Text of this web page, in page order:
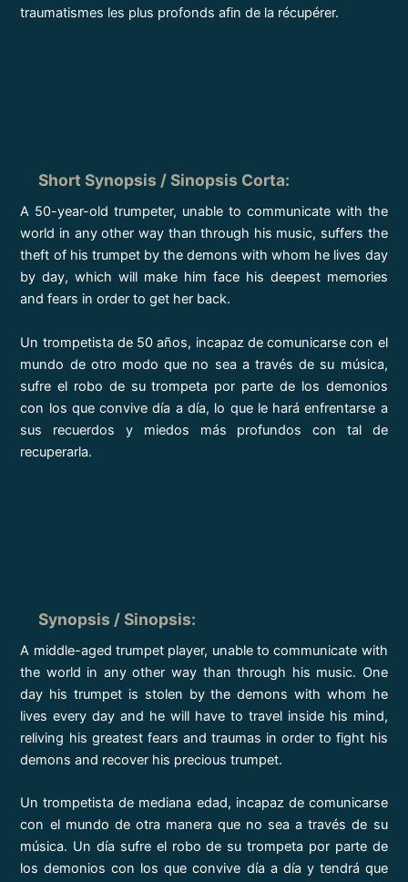
traumatismes les plus profonds afin de la récupérer.
Short Synopsis / Sinopsis Corta:
A 50-year-old trumpeter, unable to communicate with the
world in any other way than through his music, suffers the
theft of his trumpet by the demons with whom he lives day
by day, which will make him face his deepest memories
and fears in order to get her back.
Un trompetista de 50 años, incapaz de comunicarse con el
mundo de otro modo que no sea a través de su música,
sufre el robo de su trompeta por parte de los demonios
con los que convive día a día, lo que le hará enfrentarse a
sus recuerdos y miedos más profundos con tal de
recuperarla.
Synopsis / Sinopsis:
A middle-aged trumpet player, unable to communicate with
the world in any other way than through his music. One
day his trumpet is stolen by the demons with whom he
lives every day and he will have to travel inside his mind,
reliving his greatest fears and traumas in order to fight his
demons and recover his precious trumpet.
Un trompetista de mediana edad, incapaz de comunicarse
con el mundo de otra manera que no sea a través de su
música. Un día sufre el robo de su trompeta por parte de
los demonios con los que convive día a día y tendrá que